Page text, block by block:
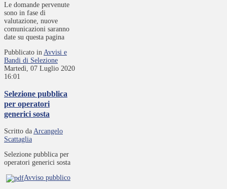
Le domande pervenute
sono in fase di
valutazione, nuove
comunicazioni saranno
date su questa pagina
Pubblicato in Avvisi e
Bandi di Selezione
Martedì, 07 Luglio 2020
16:01
Selezione pubblica
per operatori
generici sosta
Scritto da Arcangelo
Scattaglia
Selezione pubblica per
operatori generici sosta
Avviso pubblico